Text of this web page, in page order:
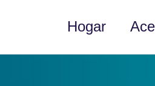
Hogar